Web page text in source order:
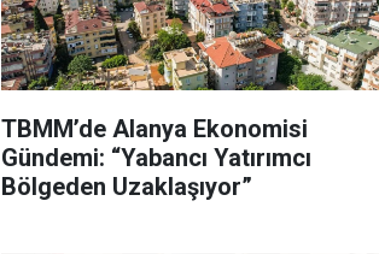
TBMM’de Alanya Ekonomisi
Gündemi: “Yabancı Yatırımcı
Bölgeden Uzaklaşıyor”